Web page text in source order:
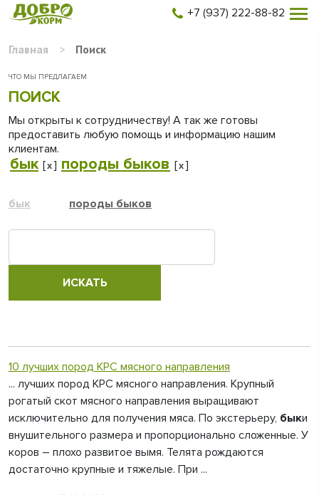
+7 (937) 222-88-82
Главная > Поиск
ЧТО МЫ ПРЕДЛАГАЕМ
ПОИСК
Мы открыты к сотрудничеству! А так же готовы
предоставить любую помощь и информацию нашим
клиентам.
бык [x] породы быков [x]
бык породы быков
10 лучших пород КРС мясного направления
... лучших пород КРС мясного направления. Крупный
рогатый скот мясного направления выращивают
исключительно для получения мяса. По экстерьеру, быки
внушительного размера и пропорционально сложенные. У
коров – плохо развитое вымя. Телята рождаются
достаточно крупные и тяжелые. При ...